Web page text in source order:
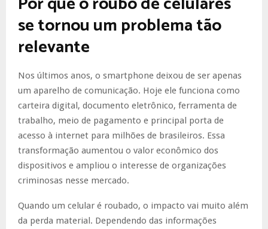
se tornou um problema tão
relevante
Nos últimos anos, o smartphone deixou de ser apenas
um aparelho de comunicação. Hoje ele funciona como
carteira digital, documento eletrônico, ferramenta de
trabalho, meio de pagamento e principal porta de
acesso à internet para milhões de brasileiros. Essa
transformação aumentou o valor econômico dos
dispositivos e ampliou o interesse de organizações
criminosas nesse mercado.
Quando um celular é roubado, o impacto vai muito além
da perda material. Dependendo das informações